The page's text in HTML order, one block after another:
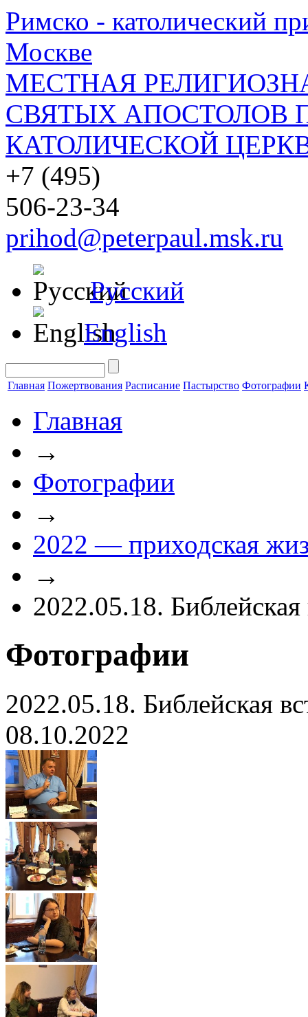
Римско - католический
Москве
МЕСТНАЯ
СВЯТЫХ АПОСТОЛОВ
КАТОЛИЧЕСКОЙ
+7 (495)
506-23-34
prihod@peterpaul.msk.ru
Русский
English
Главная Пожертвования Расписание Пастырство Фотографии
Главная
→
Фотографии
→
2022 — приходская
→
2022.05.18.
Фотографии
2022.05.18. Библейская
08.10.2022